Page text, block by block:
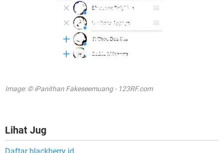
Image: © iPanithan Fakeseemuang - 123RF.com
Lihat Jug